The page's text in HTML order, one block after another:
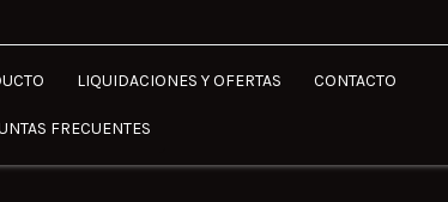
LIQUIDACIONES Y OFERTAS CONTACTO
FRECUENTES